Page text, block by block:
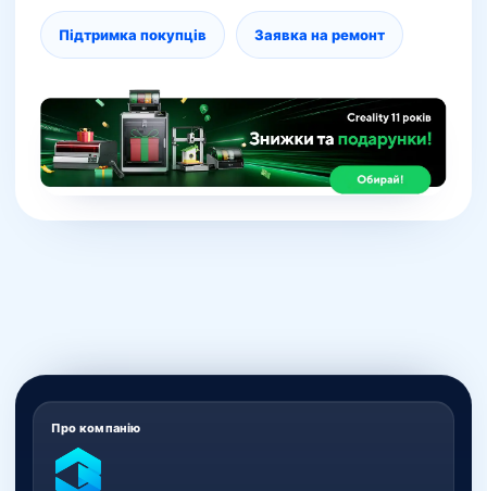
Підтримка покупців Заявка на ремонт
Про компанію